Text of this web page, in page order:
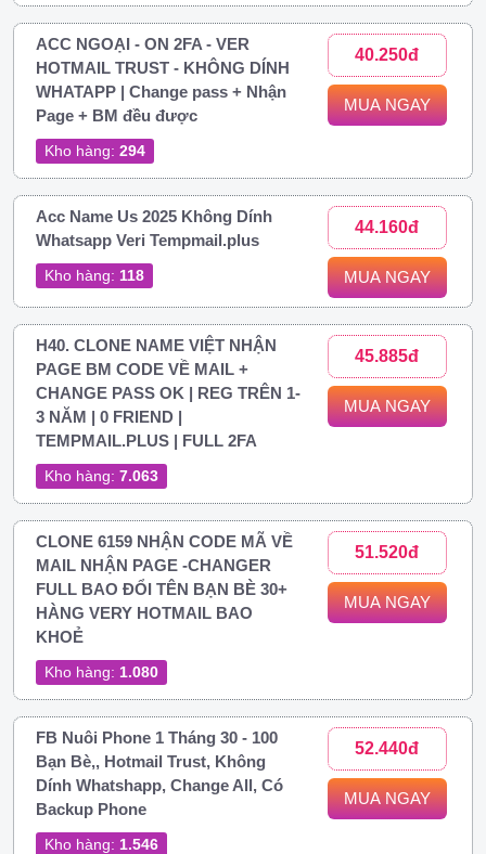
ACC NGOẠI - ON 2FA - VER
HOTMAIL TRUST - KHÔNG DÍNH
WHATAPP | Change pass + Nhận
Page + BM đều được
Kho hàng: 294
40.250đ
MUA NGAY
Acc Name Us 2025 Không Dính
Whatsapp Veri Tempmail.plus
Kho hàng: 118
44.160đ
MUA NGAY
H40. CLONE NAME VIỆT NHẬN
PAGE BM CODE VỀ MAIL +
CHANGE PASS OK | REG TRÊN 1-
3 NĂM | 0 FRIEND |
TEMPMAIL.PLUS | FULL 2FA
Kho hàng: 7.063
45.885đ
MUA NGAY
CLONE 6159 NHẬN CODE MÃ VỀ
MAIL NHẬN PAGE -CHANGER
FULL BAO ĐỔI TÊN BẠN BÈ 30+
HÀNG VERY HOTMAIL BAO
KHOẺ
Kho hàng: 1.080
51.520đ
MUA NGAY
FB Nuôi Phone 1 Tháng 30 - 100
Bạn Bè,, Hotmail Trust, Không
Dính Whatshapp, Change All, Có
Backup Phone
Kho hàng: 1.546
52.440đ
MUA NGAY